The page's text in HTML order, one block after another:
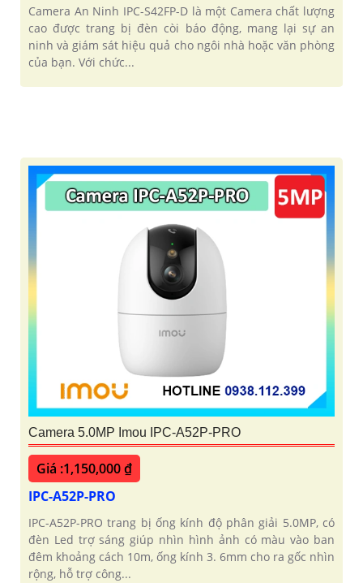
Camera An Ninh IPC-S42FP-D là một Camera chất lượng
cao được trang bị đèn còi báo động, mang lại sự an
ninh và giám sát hiệu quả cho ngôi nhà hoặc văn phòng
của bạn. Với chức...
Camera 5.0MP Imou IPC-A52P-PRO
Giá :1,150,000 ₫
IPC-A52P-PRO
IPC-A52P-PRO trang bị ống kính độ phân giải 5.0MP, có
đèn Led trợ sáng giúp nhìn hình ảnh có màu vào ban
đêm khoảng cách 10m, ống kính 3. 6mm cho ra gốc nhìn
rộng, hỗ trợ công...